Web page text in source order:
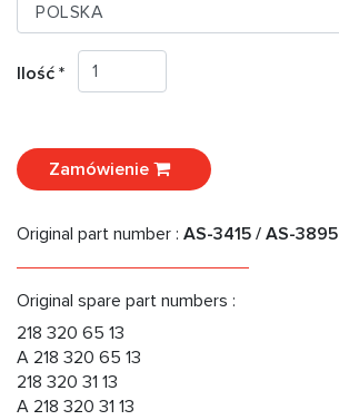
Ilość *
Zamówienie
Original part number : AS-3415 / AS-3895
Original spare part numbers :
218 320 65 13
A 218 320 65 13
218 320 31 13
A 218 320 31 13